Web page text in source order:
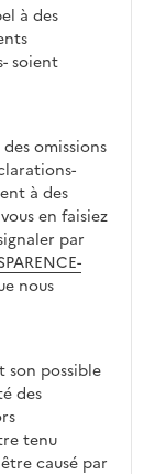
à des
soient
omissions
à des
en faisiez
par
nous
son possible
des
tenu
causé par